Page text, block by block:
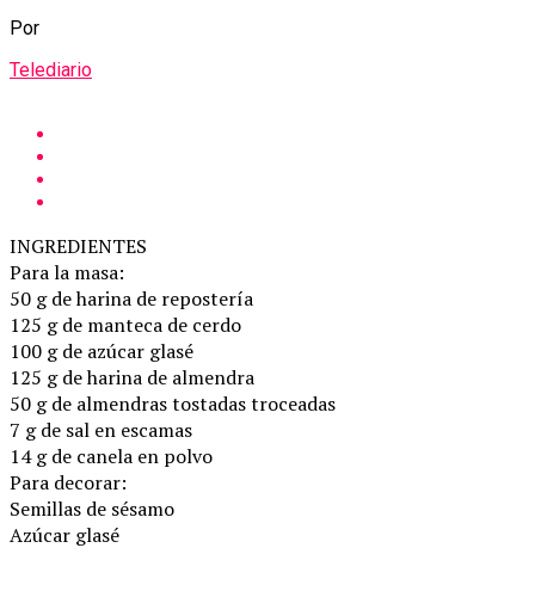
Por
Telediario
INGREDIENTES
Para la masa:
50 g de harina de repostería
125 g de manteca de cerdo
100 g de azúcar glasé
125 g de harina de almendra
50 g de almendras tostadas troceadas
7 g de sal en escamas
14 g de canela en polvo
Para decorar:
Semillas de sésamo
Azúcar glasé